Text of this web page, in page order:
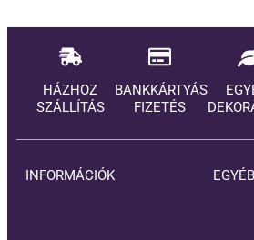
HÁZHOZ
SZÁLLÍTÁS
BANKKÁRTYÁS
FIZETÉS
INFORMÁCIÓK EGYÉB